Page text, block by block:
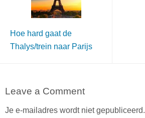
Hoe hard gaat de
Thalys/trein naar Parijs
Leave a Comment
Je e-mailadres wordt niet gepubliceerd.